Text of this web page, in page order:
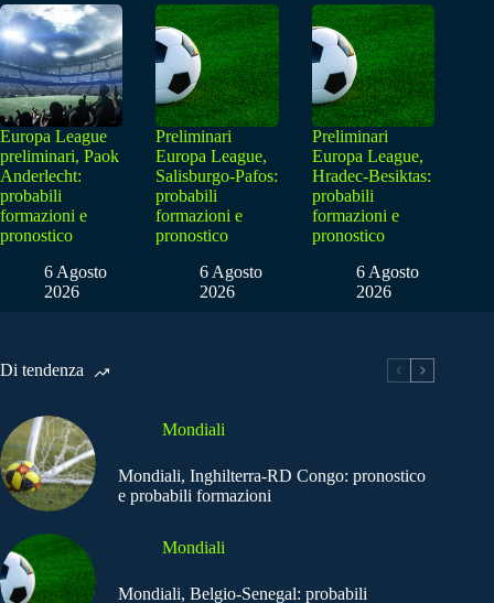
Europa League
preliminari, Paok
Anderlecht:
probabili
formazioni e
pronostico
6 Agosto
2026
Preliminari
Europa League,
Salisburgo-Pafos:
probabili
formazioni e
pronostico
6 Agosto
2026
Preliminari
Europa League,
Hradec-Besiktas:
probabili
formazioni e
pronostico
6 Agosto
2026
Di tendenza
Mondiali
Mondiali, Inghilterra-RD Congo: pronostico
e probabili formazioni
Mondiali
Mondiali, Belgio-Senegal: probabili